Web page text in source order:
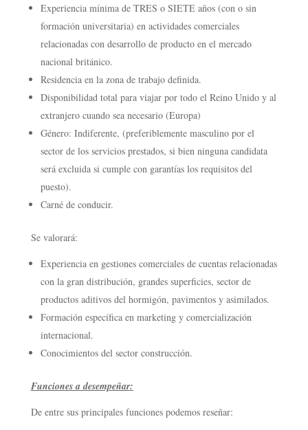
Experiencia mínima de TRES o SIETE años (con o sin
formación universitaria) en actividades comerciales
relacionadas con desarrollo de producto en el mercado
nacional británico.
Residencia en la zona de trabajo definida.
Disponibilidad total para viajar por todo el Reino Unido y al
extranjero cuando sea necesario (Europa)
Género: Indiferente, (preferiblemente masculino por el
sector de los servicios prestados, si bien ninguna candidata
será excluida si cumple con garantías los requisitos del
puesto).
Carné de conducir.
Se valorará:
Experiencia en gestiones comerciales de cuentas relacionadas
con la gran distribución, grandes superficies, sector de
productos aditivos del hormigón, pavimentos y asimilados.
Formación específica en marketing y comercialización
internacional.
Conocimientos del sector construcción.
Funciones a desempeñar:
De entre sus principales funciones podemos reseñar: